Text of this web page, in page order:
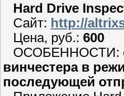
Hard Drive
Сайт: http://
Цена, руб.: 600
ОСОБЕННОСТИ:
винчестера в
последующей